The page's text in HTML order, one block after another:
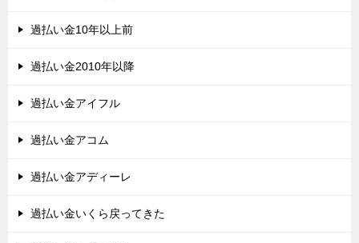
過払い金10年以上前
過払い金2010年以降
過払い金アイフル
過払い金アコム
過払い金アディーレ
過払い金いくら戻ってきた